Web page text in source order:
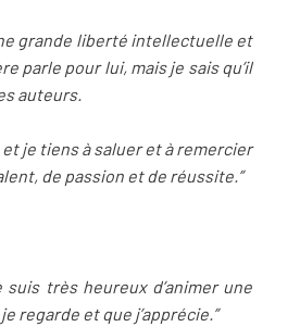
grande liberté intellectuelle et
parle pour lui, mais je sais qu’il
auteurs.
je tiens à saluer et à remercier
de passion et de réussite.”
très heureux d’animer une
regarde et que j’apprécie.”